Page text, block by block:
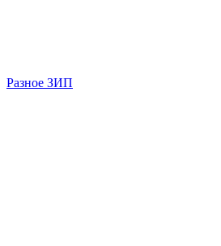
Разное ЗИП